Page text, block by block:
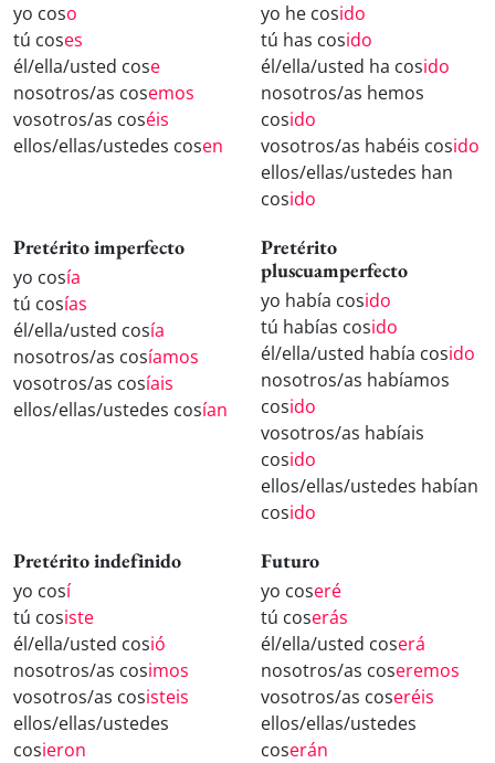
yo coso
tú coses
él/ella/usted cose
nosotros/as cosemos
vosotros/as coséis
ellos/ellas/ustedes cosen
yo he cosido
tú has cosido
él/ella/usted ha cosido
nosotros/as hemos
cosido
vosotros/as habéis cosido
ellos/ellas/ustedes han
cosido
Pretérito imperfecto
yo cosía
tú cosías
él/ella/usted cosía
nosotros/as cosíamos
vosotros/as cosíais
ellos/ellas/ustedes cosían
Pretérito
pluscuamperfecto
yo había cosido
tú habías cosido
él/ella/usted había cosido
nosotros/as habíamos
cosido
vosotros/as habíais
cosido
ellos/ellas/ustedes habían
cosido
Pretérito indefinido
yo cosí
tú cosiste
él/ella/usted cosió
nosotros/as cosimos
vosotros/as cosisteis
ellos/ellas/ustedes
cosieron
Futuro
yo coseré
tú coserás
él/ella/usted coserá
nosotros/as coseremos
vosotros/as coseréis
ellos/ellas/ustedes
coserán